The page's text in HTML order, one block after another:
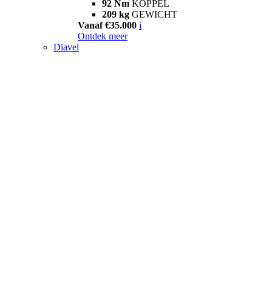
92 Nm KOPPEL
209 kg GEWICHT
Vanaf €35.000 i
Ontdek meer
Diavel